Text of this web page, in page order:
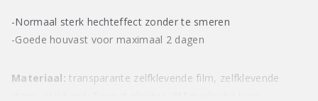
-Normaal sterk hechteffect zonder te smeren
-Goede houvast voor maximaal 2 dagen
Materiaal: transparante zelfklevende film, zelfklevende